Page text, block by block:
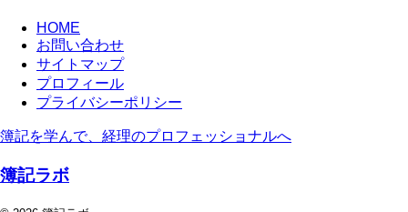
HOME
お問い合わせ
サイトマップ
プロフィール
プライバシーポリシー
簿記を学んで、経理のプロフェッショナルへ
簿記ラボ